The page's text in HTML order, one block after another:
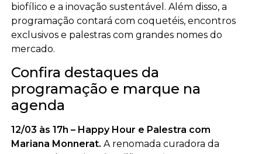
biofílico e a inovação sustentável. Além disso, a
programação contará com coquetéis, encontros
exclusivos e palestras com grandes nomes do
mercado.
Confira destaques da
programação e marque na
agenda
12/03 às 17h – Happy Hour e Palestra com
Mariana Monnerat. A renomada curadora da